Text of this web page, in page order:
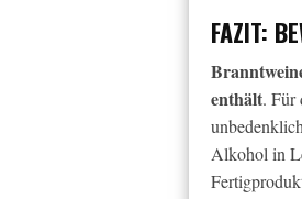
FAZIT:
enthält. Für
Alkohol in